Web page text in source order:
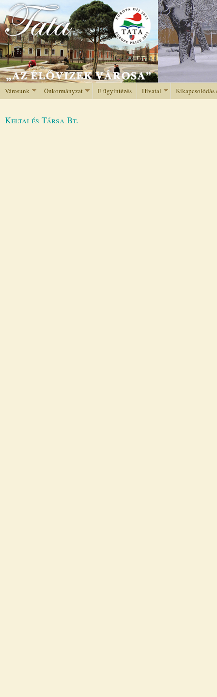
Jump to navigation
Városunk Önkormányzat E-ügyintézés Hivatal Kikapcsolódás
Keltai és Társa Bt.